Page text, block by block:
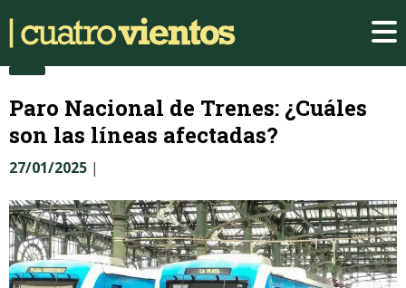
Paro Nacional de Trenes: ¿Cuáles
son las líneas afectadas?
27/01/2025 |